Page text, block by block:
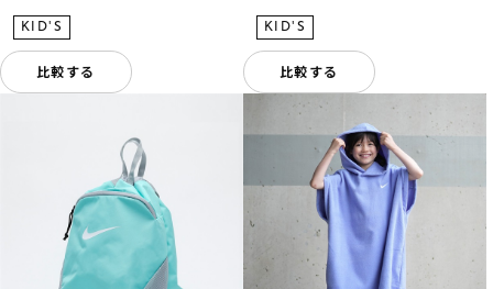
比較する 比較する